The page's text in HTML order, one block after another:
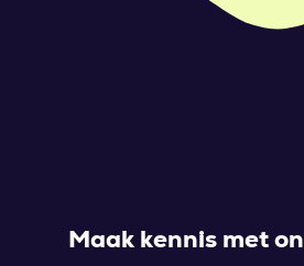
Maak kennis met